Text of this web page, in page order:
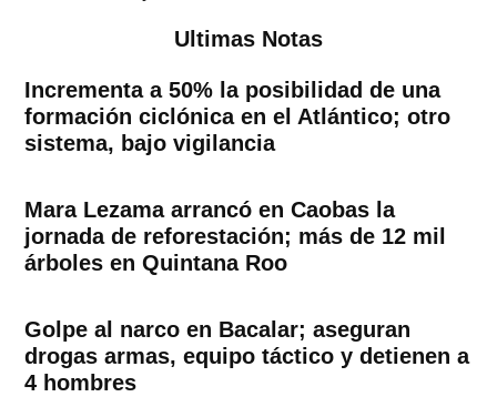
Ultimas Notas
Incrementa a 50% la posibilidad de una
formación ciclónica en el Atlántico; otro
sistema, bajo vigilancia
Mara Lezama arrancó en Caobas la
jornada de reforestación; más de 12 mil
árboles en Quintana Roo
Golpe al narco en Bacalar; aseguran
drogas armas, equipo táctico y detienen a
4 hombres